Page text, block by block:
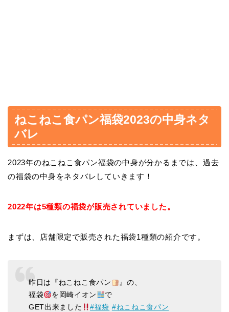
ねこねこ食パン福袋2023の中身ネタ
バレ
2023年のねこねこ食パン福袋の中身が分かるまでは、過去
の福袋の中身をネタバレしていきます！
2022年は5種類の福袋が販売されていました。
まずは、店舗限定で販売された福袋1種類の紹介です。
昨日は『ねこねこ食パン
』の、
福袋
を岡崎イオン
で
GET出来ました
#福袋 #ねこねこ食パン